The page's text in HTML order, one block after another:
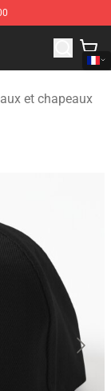
Store
et chapeaux